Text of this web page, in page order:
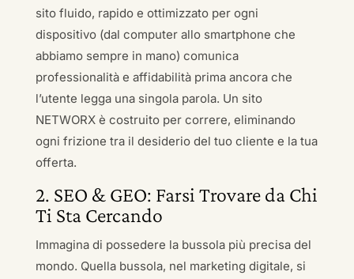
sito fluido, rapido e ottimizzato per ogni
dispositivo (dal computer allo smartphone che
abbiamo sempre in mano) comunica
professionalità e affidabilità prima ancora che
l’utente legga una singola parola. Un sito
NETWORX è costruito per correre, eliminando
ogni frizione tra il desiderio del tuo cliente e la tua
offerta.
2. SEO & GEO: Farsi Trovare da Chi
Ti Sta Cercando
Immagina di possedere la bussola più precisa del
mondo. Quella bussola, nel marketing digitale, si